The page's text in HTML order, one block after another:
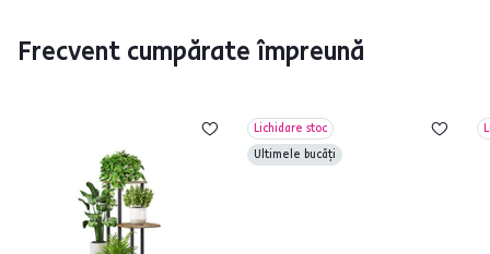
Frecvent cumpărate împreună
Lichidare stoc
Ultimele bucăți